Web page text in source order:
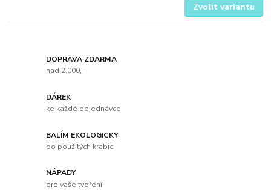
Zvolit variantu
DOPRAVA ZDARMA
nad 2.000,-
DÁREK
ke každé objednávce
BALÍM EKOLOGICKY
do použitých krabic
NÁPADY
pro vaše tvoření